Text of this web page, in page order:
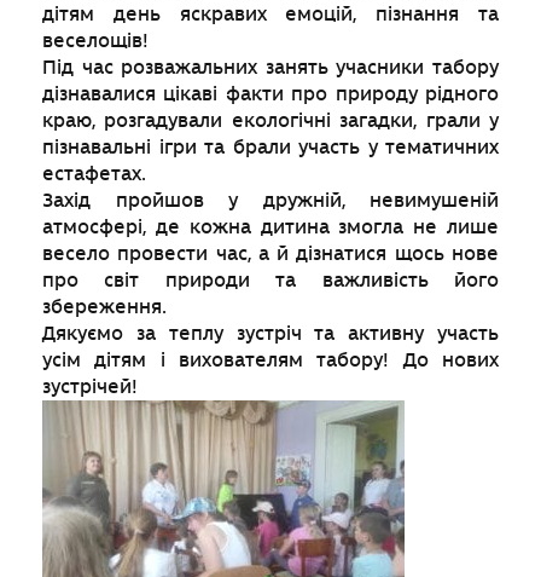
дітям день яскравих емоцій, пізнання та
веселощів!
Під час розважальних занять учасники табору
дізнавалися цікаві факти про природу рідного
краю, розгадували екологічні загадки, грали у
пізнавальні ігри та брали участь у тематичних
естафетах.
Захід пройшов у дружній, невимушеній
атмосфері, де кожна дитина змогла не лише
весело провести час, а й дізнатися щось нове
про світ природи та важливість його
збереження.
Дякуємо за теплу зустріч та активну участь
усім дітям і вихователям табору! До нових
зустрічей!